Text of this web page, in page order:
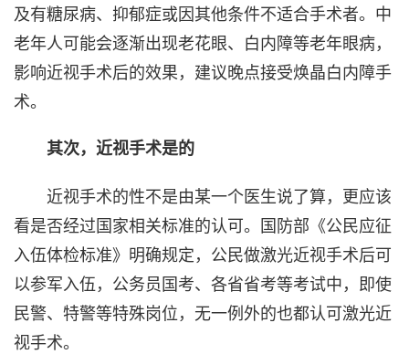
及有糖尿病、抑郁症或因其他条件不适合手术者。中
老年人可能会逐渐出现老花眼、白内障等老年眼病，
影响近视手术后的效果，建议晚点接受焕晶白内障手
术。
其次，近视手术是的
近视手术的性不是由某一个医生说了算，更应该
看是否经过国家相关标准的认可。国防部《公民应征
入伍体检标准》明确规定，公民做激光近视手术后可
以参军入伍，公务员国考、各省省考等考试中，即使
民警、特警等特殊岗位，无一例外的也都认可激光近
视手术。